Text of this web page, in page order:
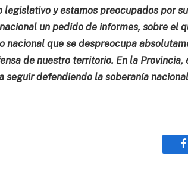
y estamos preocupados por
un pedido de informes, sobre el
nacional que se despreocupa
de nuestro territorio. En la Provincia,
seguir defendiendo la soberanía